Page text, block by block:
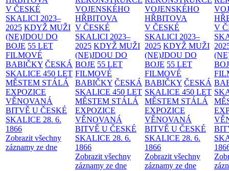
V ČESKÉ
SKALICI 2023–
2025 KDYŽ MUŽI
(NE)JDOU DO
BOJE 55 LET
FILMOVÉ
BABIČKY ČESKÁ
SKALICE 450 LET
MĚSTEM STÁLÁ
EXPOZICE
VĚNOVANÁ
BITVĚ U ČESKÉ
SKALICE 28. 6.
1866
Zobrazit všechny
záznamy ze dne
VOJENSKÉHO
HŘBITOVA
V ČESKÉ
SKALICI 2023–
2025 KDYŽ MUŽI
(NE)JDOU DO
BOJE 55 LET
FILMOVÉ
BABIČKY ČESKÁ
SKALICE 450 LET
MĚSTEM STÁLÁ
EXPOZICE
VĚNOVANÁ
BITVĚ U ČESKÉ
SKALICE 28. 6.
1866
Zobrazit všechny
záznamy ze dne
VOJENSKÉHO
HŘBITOVA
V ČESKÉ
SKALICI 2023–
2025 KDYŽ MUŽI
(NE)JDOU DO
BOJE 55 LET
FILMOVÉ
BABIČKY ČESKÁ
SKALICE 450 LET
MĚSTEM STÁLÁ
EXPOZICE
VĚNOVANÁ
BITVĚ U ČESKÉ
SKALICE 28. 6.
1866
Zobrazit všechny
záznamy ze dne
V